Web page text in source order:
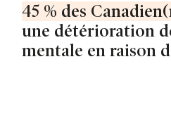
45 % des
une détérioration
mentale en raison